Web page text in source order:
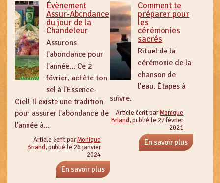
Évènement
Assur-Abondance
du jour de la
Chandeleur
Assurons
l'abondance pour
l'année... Ce 2
février, achète ton
sel à l'Essence-
Ciel! Il existe une tradition
pour assurer l'abondance de
l'année à...
Article écrit parMonique
Briand, publié le 26 janvier
2024
En savoir plus
Comment te
préparer pour
les
cérémonies
sacrés
Rituel de la
cérémonie de la
chanson de
l'eau. Étapes à
suivre.
Article écrit parMonique
Briand, publié le 27 février
2021
En savoir plus